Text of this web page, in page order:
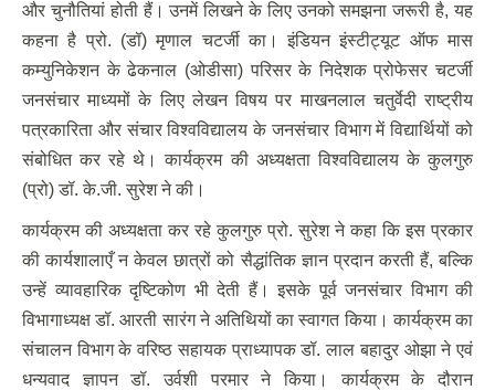
और चुनौतियां होती हैं। उनमें लिखने के लिए उनको समझना जरूरी है, यह
कहना है प्रो. (डॉ) मृणाल चटर्जी का। इंडियन इंस्टीट्यूट ऑफ मास
कम्युनिकेशन के ढेकनाल (ओडीसा) परिसर के निदेशक प्रोफेसर चटर्जी
जनसंचार माध्यमों के लिए लेखन विषय पर माखनलाल चतुर्वेदी राष्ट्रीय
पत्रकारिता और संचार विश्वविद्यालय के जनसंचार विभाग में विद्यार्थियों को
संबोधित कर रहे थे। कार्यक्रम की अध्यक्षता विश्वविद्यालय के कुलगुरु
(प्रो) डॉ. के.जी. सुरेश ने की।
कार्यक्रम की अध्यक्षता कर रहे कुलगुरु प्रो. सुरेश ने कहा कि इस प्रकार
की कार्यशालाएँ न केवल छात्रों को सैद्धांतिक ज्ञान प्रदान करती हैं, बल्कि
उन्हें व्यावहारिक दृष्टिकोण भी देती हैं। इसके पूर्व जनसंचार विभाग की
विभागाध्यक्ष डॉ. आरती सारंग ने अतिथियों का स्वागत किया। कार्यक्रम का
संचालन विभाग के वरिष्ठ सहायक प्राध्यापक डॉ. लाल बहादुर ओझा ने एवं
धन्यवाद ज्ञापन डॉ. उर्वशी परमार ने किया। कार्यक्रम के दौरान